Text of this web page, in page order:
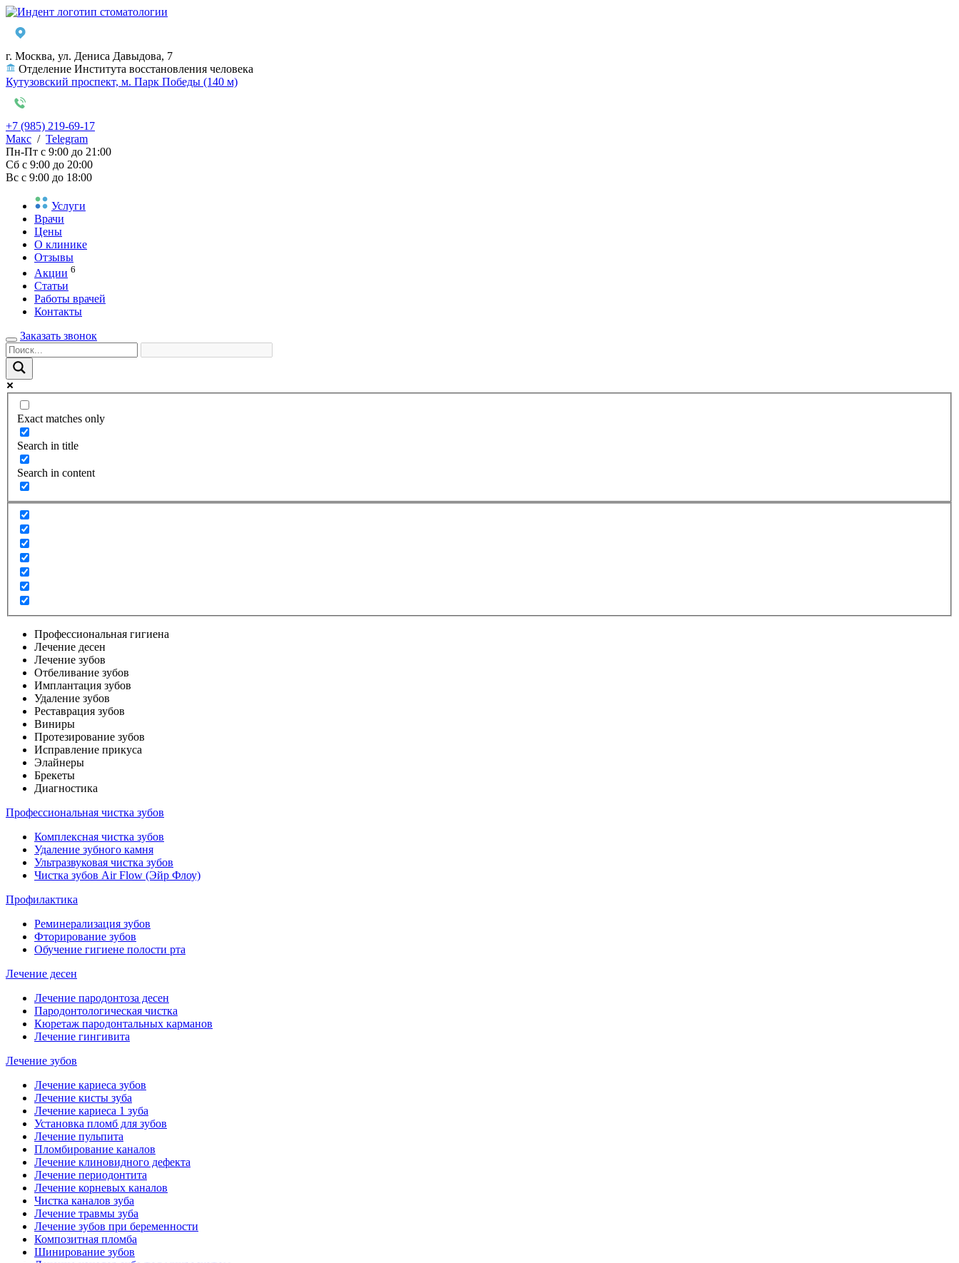
г. Москва, ул. Дениса Давыдова, 7
Отделение Института восстановления человека
Кутузовский проспект, м. Парк Победы (140 м)
+7 (985) 219-69-17
Макс / Telegram
Пн-Пт с 9:00 до 21:00
Сб с 9:00 до 20:00
Вс с 9:00 до 18:00
Услуги
Врачи
Цены
О клинике
Отзывы
Акции 6
Статьи
Работы врачей
Контакты
Заказать звонок
Exact matches only
Search in title
Search in content
Профессиональная гигиена
Лечение десен
Лечение зубов
Отбеливание зубов
Имплантация зубов
Удаление зубов
Реставрация зубов
Виниры
Протезирование зубов
Исправление прикуса
Элайнеры
Брекеты
Диагностика
Профессиональная чистка зубов
Комплексная чистка зубов
Удаление зубного камня
Ультразвуковая чистка зубов
Чистка зубов Air Flow (Эйр Флоу)
Профилактика
Реминерализация зубов
Фторирование зубов
Обучение гигиене полости рта
Лечение десен
Лечение пародонтоза десен
Пародонтологическая чистка
Кюретаж пародонтальных карманов
Лечение гингивита
Лечение зубов
Лечение кариеса зубов
Лечение кисты зуба
Лечение кариеса 1 зуба
Установка пломб для зубов
Лечение пульпита
Пломбирование каналов
Лечение клиновидного дефекта
Лечение периодонтита
Лечение корневых каналов
Чистка каналов зуба
Лечение травмы зуба
Лечение зубов при беременности
Композитная пломба
Шинирование зубов